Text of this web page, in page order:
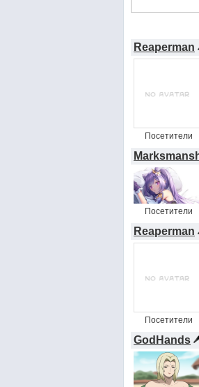
Reaperman
Посетители
Посетители
Reaperman
Посетители
GodHands